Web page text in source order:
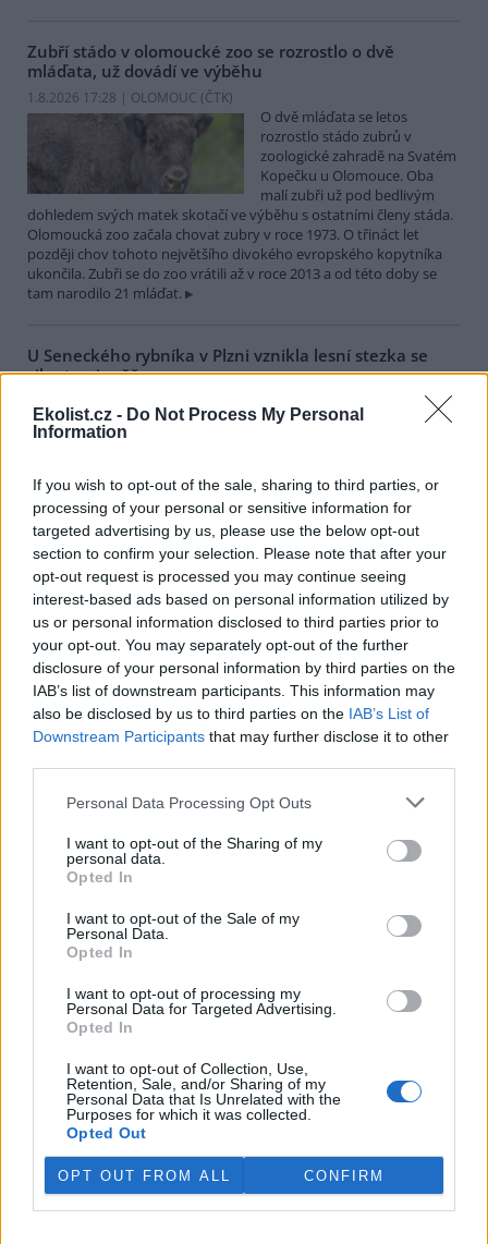
Ekolist.cz - Do Not Process My Personal
Information
If you wish to opt-out of the sale, sharing to third parties, or
processing of your personal or sensitive information for
targeted advertising by us, please use the below opt-out
section to confirm your selection. Please note that after your
opt-out request is processed you may continue seeing
interest-based ads based on personal information utilized by
us or personal information disclosed to third parties prior to
your opt-out. You may separately opt-out of the further
disclosure of your personal information by third parties on the
IAB’s list of downstream participants. This information may
also be disclosed by us to third parties on the IAB’s List of
Downstream Participants that may further disclose it to other
Personal Data Processing Opt Outs
I want to opt-out of the Sharing of my
personal data.
Opted In
I want to opt-out of the Sale of my
Personal Data.
Opted In
I want to opt-out of processing my
Personal Data for Targeted Advertising.
Opted In
I want to opt-out of Collection, Use,
Retention, Sale, and/or Sharing of my
Personal Data that Is Unrelated with the
Purposes for which it was collected.
Opted Out
OPT OUT FROM ALL CONFIRM
Zubří stádo v olomoucké zoo se rozrostlo o dvě
mláďata, už dovádí ve výběhu
1.8.2026 17:28 | OLOMOUC (ČTK)
O dvě mláďata se letos
rozrostlo stádo zubrů v
zoologické zahradě na Svatém
Kopečku u Olomouce. Oba
malí zubři už pod bedlivým
dohledem svých matek skotačí ve výběhu s ostatními členy stáda.
Olomoucká zoo začala chovat zubry v roce 1973. O třináct let
později chov tohoto největšího divokého evropského kopytníka
ukončila. Zubři se do zoo vrátili až v roce 2013 a od této doby se
tam narodilo 21 mláďat.
U Seneckého rybníka v Plzni vznikla lesní stezka se
siluetami zvěře
Plzeň zřídila v lesích u
seznamuje děti i dospělé s
obyvateli lesa. Využívá siluety
zvířat, QR kódy a mobilní aplikaci. Stezka je určena rodinám s dětmi
i dětským skupinám, které chodí do přírody. Za 244 000 korun ji
zajistila městská organizace Správa veřejného statku (SVS) města
Plzně, řekl ČTK vedoucí úseku lesů, zeleně a vodního hospodářství
SVS Richard Havelka.
Útulek pro zvířata v Lanškrouně shání peníze na péči o
osm zanedbaných psů
1.8.2026 16:55 | LANŠKROUN ( ČTK )
Útulek pro zvířata v
Lanškrouně shání peníze na
čínského chocholáče.
Náklady na péči přesáhnou 100 000 korun, uvedlo na svémwebu
zařízení, které je součástí sítě Pet Heroes.
Kvůli nízké hladině vody je zakázaný rybolov na nádrži
na Teplicku
Kvůli nízké hladině vody je
dočasně zakázaný rybolov na
umístili přístroje do Modlanské
nádrže ve stejném okresu. Vodu pomáhá provzdušňovat technika.
Loni v rybníku uhynuly čtyři tuny ryb. Kontroly kolem revírů jsou
přes léto častější, mnohdy se ale ztrátám předejít nedá. ČTK o tom
informoval mluvčí severočeských rybářů Jan Skalský.
V září začne dvouletá rozsáhlá oprava Veseckého